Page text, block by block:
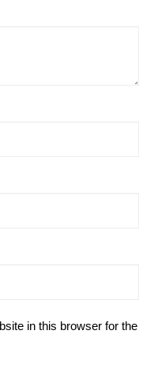
in this browser for the